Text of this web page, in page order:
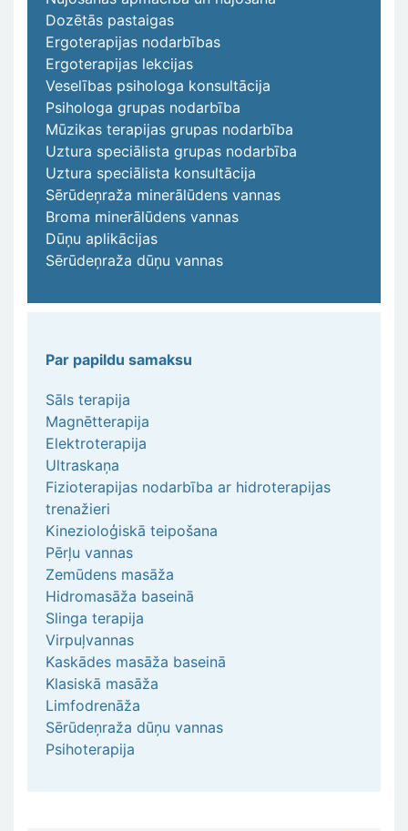
Dozētās pastaigas
Ergoterapijas nodarbības
Ergoterapijas lekcijas
Veselības psihologa konsultācija
Psihologa grupas nodarbība
Mūzikas terapijas grupas nodarbība
Uztura speciālista grupas nodarbība
Uztura speciālista konsultācija
Sērūdeņraža minerālūdens vannas
Broma minerālūdens vannas
Dūņu aplikācijas
Sērūdeņraža dūņu vannas
Par papildu samaksu
Sāls terapija
Magnētterapija
Elektroterapija
Ultraskaņa
Fizioterapijas nodarbība ar hidroterapijas
trenažieri
Kinezioloģiskā teipošana
Pērļu vannas
Zemūdens masāža
Hidromasāža baseinā
Slinga terapija
Virpuļvannas
Kaskādes masāža baseinā
Klasiskā masāža
Limfodrenāža
Sērūdeņraža dūņu vannas
Psihoterapija